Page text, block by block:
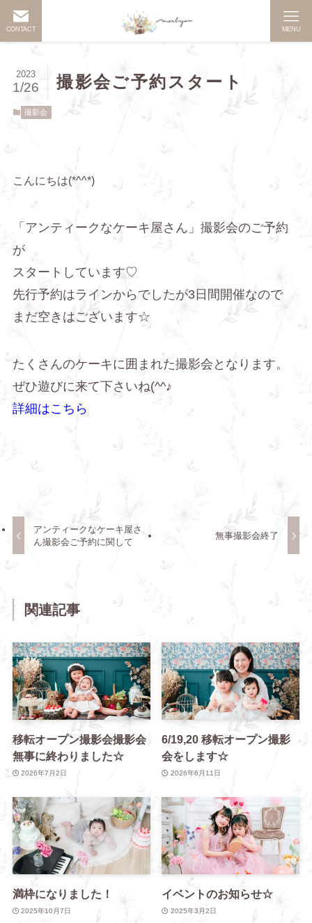
CONTACT MENU
撮影会ご予約スタート
2023
1/26
撮影会
こんにちは(*^^*)
「アンティークなケーキ屋さん」撮影会のご予約
が
スタートしています♡
先行予約はラインからでしたが3日間開催なので
まだ空きはございます☆
たくさんのケーキに囲まれた撮影会となります。
ぜひ遊びに来て下さいね(^^♪
詳細はこちら
アンティークなケーキ屋さ
ん撮影会ご予約に関して
無事撮影会終了
関連記事
移転オープン撮影会撮影会
無事に終わりました☆
2026年7月2日
6/19,20 移転オープン撮影
会をします☆
2026年6月11日
満枠になりました！
2025年10月7日
イベントのお知らせ☆
2025年3月2日